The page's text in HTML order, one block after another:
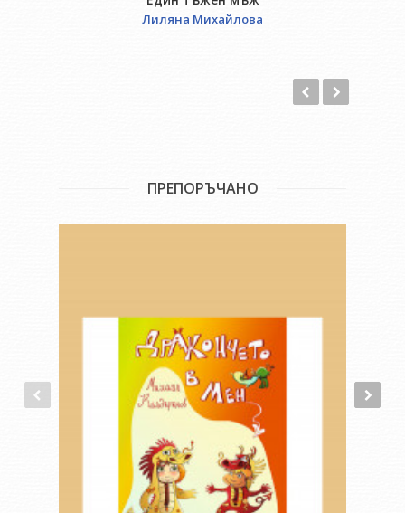
Лиляна Михайлова
ПРЕПОРЪЧАНО